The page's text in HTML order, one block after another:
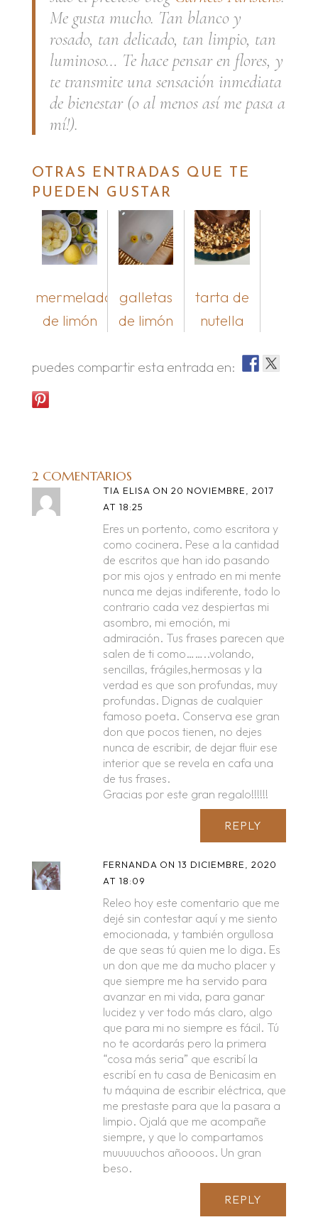
Me gusta mucho. Tan blanco y
rosado, tan delicado, tan limpio, tan
luminoso… Te hace pensar en flores, y
te transmite una sensación inmediata
de bienestar (o al menos así me pasa a
mí!).
OTRAS ENTRADAS QUE TE
PUEDEN GUSTAR
mermelada
de limón
galletas
de limón
tarta de
nutella
puedes compartir esta entrada en:
2 COMENTARIOS
TIA ELISA ON 20 NOVIEMBRE, 2017
AT 18:25
Eres un portento, como escritora y
como cocinera. Pese a la cantidad
de escritos que han ido pasando
por mis ojos y entrado en mi mente
nunca me dejas indiferente, todo lo
contrario cada vez despiertas mi
asombro, mi emoción, mi
admiración. Tus frases parecen que
salen de ti como……..volando,
sencillas, frágiles,hermosas y la
verdad es que son profundas, muy
profundas. Dignas de cualquier
famoso poeta. Conserva ese gran
don que pocos tienen, no dejes
nunca de escribir, de dejar fluir ese
interior que se revela en cafa una
de tus frases.
Gracias por este gran regalo!!!!!!
REPLY
FERNANDA ON 13 DICIEMBRE, 2020
AT 18:09
Releo hoy este comentario que me
dejé sin contestar aquí y me siento
emocionada, y también orgullosa
de que seas tú quien me lo diga. Es
un don que me da mucho placer y
que siempre me ha servido para
avanzar en mi vida, para ganar
lucidez y ver todo más claro, algo
que para mi no siempre es fácil. Tú
no te acordarás pero la primera
“cosa más seria” que escribí la
escribí en tu casa de Benicasim en
tu máquina de escribir eléctrica, que
me prestaste para que la pasara a
limpio. Ojalá que me acompañe
siempre, y que lo compartamos
muuuuuchos añoooos. Un gran
beso.
REPLY